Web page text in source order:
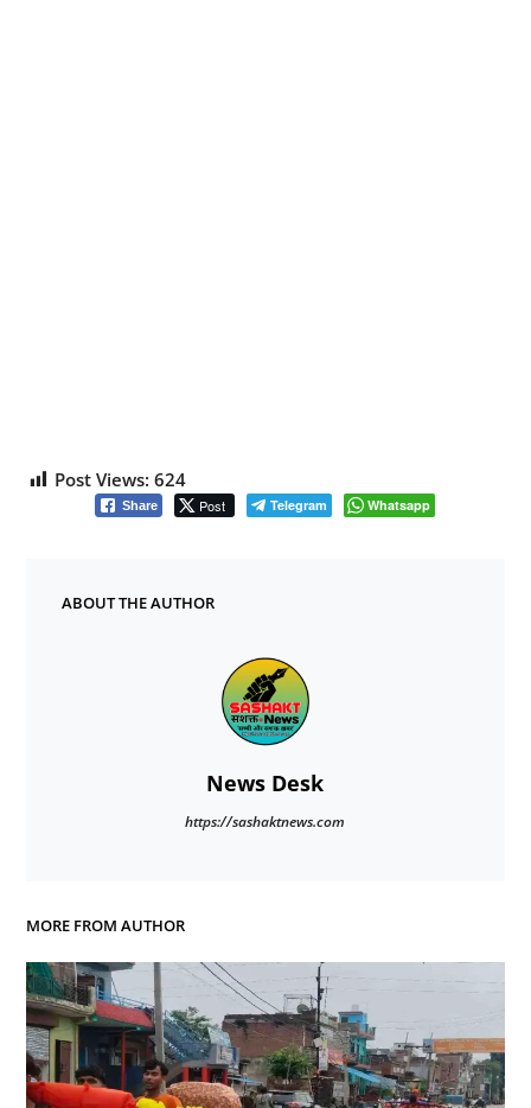
Post Views: 624
Share Post Telegram Whatsapp
ABOUT THE AUTHOR
News Desk
https://sashaktnews.com
MORE FROM AUTHOR